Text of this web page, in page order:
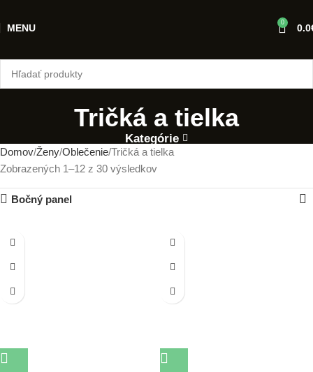
MENU 0 0.0
Tričká a tielka
Kategórie
Domov Ženy Oblečenie Tričká a tielka
Zobrazených 1–12 z 30 výsledkov
Bočný panel